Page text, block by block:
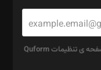
برای استفاده از ریکپچا بایستی کلید API را در صفحه ی تنظیمات Quform